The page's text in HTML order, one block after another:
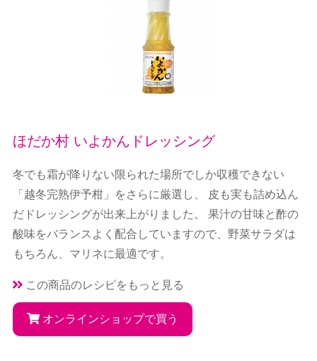
ほだか村 いよかんドレッシング
冬でも霜が降りない限られた場所でしか収穫できない
「越冬完熟伊予柑」をさらに厳選し、 皮も実も詰め込ん
だドレッシングが出来上がりました。 果汁の甘味と酢の
酸味をバランスよく配合していますので、野菜サラダは
もちろん、マリネに最適です。
この商品のレシピをもっと見る
オンラインショップで買う